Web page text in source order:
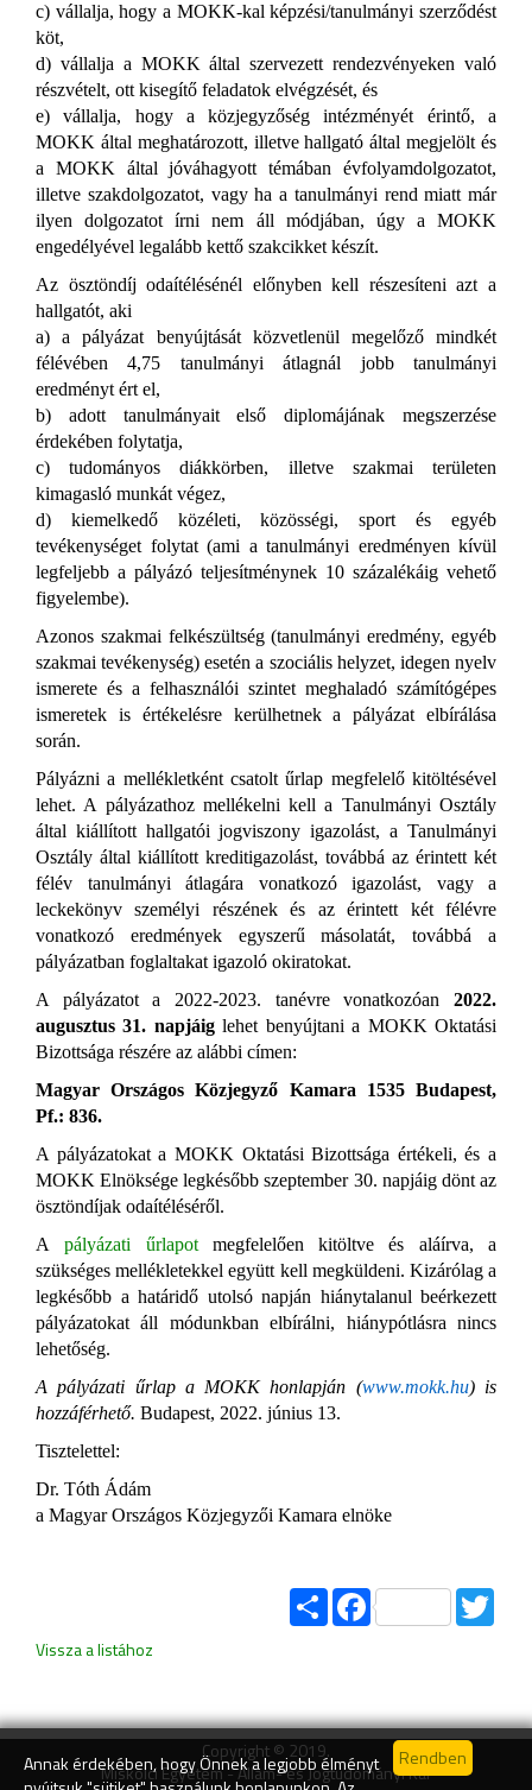
Annak érdekében, hogy Önnek a legjobb élményt
c) vállalja, hogy a MOKK-kal képzési/tanulmányi szerződést
köt,
d) vállalja a MOKK által szervezett rendezvényeken való
részvételt, ott kisegítő feladatok elvégzését, és
e) vállalja, hogy a közjegyzőség intézményét érintő, a
MOKK által meghatározott, illetve hallgató által megjelölt és
a MOKK által jóváhagyott témában évfolyamdolgozatot,
illetve szakdolgozatot, vagy ha a tanulmányi rend miatt már
ilyen dolgozatot írni nem áll módjában, úgy a MOKK
engedélyével legalább kettő szakcikket készít.
Az ösztöndíj odaítélésénél előnyben kell részesíteni azt a
hallgatót, aki
a) a pályázat benyújtását közvetlenül megelőző mindkét
félévében 4,75 tanulmányi átlagnál jobb tanulmányi
eredményt ért el,
b) adott tanulmányait első diplomájának megszerzése
érdekében folytatja,
c) tudományos diákkörben, illetve szakmai területen
kimagasló munkát végez,
d) kiemelkedő közéleti, közösségi, sport és egyéb
tevékenységet folytat (ami a tanulmányi eredményen kívül
legfeljebb a pályázó teljesítménynek 10 százalékáig vehető
figyelembe).
Azonos szakmai felkészültség (tanulmányi eredmény, egyéb
szakmai tevékenység) esetén a szociális helyzet, idegen nyelv
ismerete és a felhasználói szintet meghaladó számítógépes
ismeretek is értékelésre kerülhetnek a pályázat elbírálása
során.
Pályázni a mellékletként csatolt űrlap megfelelő kitöltésével
lehet. A pályázathoz mellékelnikella Tanulmányi Osztály
által kiállított hallgatói jogviszony igazolást, a Tanulmányi
Osztály által kiállított kreditigazolást, továbbá az érintett két
félév tanulmányi átlagára vonatkozó igazolást, vagy a
leckekönyv személyi részének és az érintett két félévre
vonatkozó eredmények egyszerű másolatát, továbbá a
pályázatban foglaltakat igazoló okiratokat.
A pályázatot a 2022-2023. tanévre vonatkozóan 2022.
augusztus 31. napjáiglehet benyújtani a MOKK Oktatási
Bizottsága részére az alábbi címen:
Magyar Országos Közjegyző Kamara 1535 Budapest,
Pf.: 836.
A pályázatokat a MOKK Oktatási Bizottsága értékeli, és a
MOKK Elnöksége legkésőbb szeptember 30. napjáig dönt az
ösztöndíjak odaítéléséről.
Apályázati űrlapotmegfelelően kitöltve és aláírva, a
szükséges mellékletekkel együtt kell megküldeni. Kizárólag a
legkésőbb a határidő utolsó napján hiánytalanul beérkezett
pályázatokat áll módunkban elbírálni, hiánypótlásra nincs
lehetőség.
A pályázati űrlap a MOKK honlapján (www.mokk.hu) is
hozzáférhető. Budapest, 2022. június 13.
Tisztelettel:
Dr. Tóth Ádám
a Magyar Országos Közjegyzői Kamara elnöke
ShareFacebook
Vissza a listához
Copyright © 2019.
Miskolci Egyetem - Állam- és Jogtudományi Kar